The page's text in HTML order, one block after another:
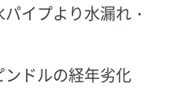
イプより水漏れ・
ドルの経年劣化